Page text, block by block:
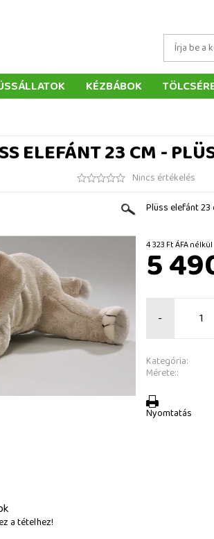
KÉZBÁBOK
ELEFÁNT 23 CM -
Nincs értékelés
Plüss elefánt
4 323 Ft ÁFA nélkül
5
-
Kategória:
Mérete::
Nyomtatás
a tételhez!